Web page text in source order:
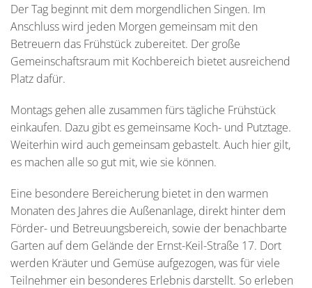
Der Tag beginnt mit dem morgendlichen Singen. Im
Anschluss wird jeden Morgen gemeinsam mit den
Betreuern das Frühstück zubereitet. Der große
Gemeinschaftsraum mit Kochbereich bietet ausreichend
Platz dafür.
Montags gehen alle zusammen fürs tägliche Frühstück
einkaufen. Dazu gibt es gemeinsame Koch- und Putztage.
Weiterhin wird auch gemeinsam gebastelt. Auch hier gilt,
es machen alle so gut mit, wie sie können.
Eine besondere Bereicherung bietet in den warmen
Monaten des Jahres die Außenanlage, direkt hinter dem
Förder- und Betreuungsbereich, sowie der benachbarte
Garten auf dem Gelände der Ernst-Keil-Straße 17. Dort
werden Kräuter und Gemüse aufgezogen, was für viele
Teilnehmer ein besonderes Erlebnis darstellt. So erleben